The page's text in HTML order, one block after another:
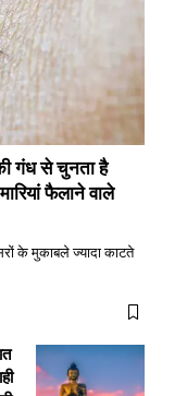
गंध से चुनता है
फैलाने वाले
के मुकाबले ज्यादा काटते